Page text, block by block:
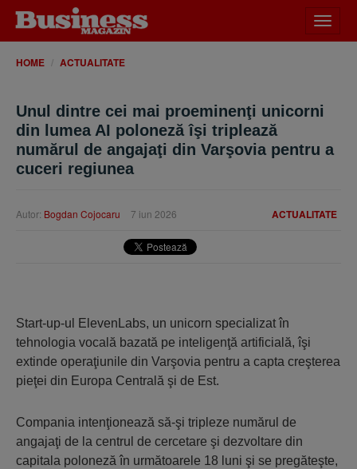
meniu
HOME ACTUALITATE
Unul dintre cei mai proeminenţi unicorni
din lumea AI poloneză îşi triplează
numărul de angajaţi din Varşovia pentru a
cuceri regiunea
ACTUALITATE
Autor: Bogdan Cojocaru 7 iun 2026
Start-up-ul ElevenLabs, un unicorn specializat în
tehnologia vocală bazată pe inteligenţă artificială, îşi
extinde operaţiunile din Varşovia pentru a capta creşterea
pieţei din Europa Centrală şi de Est.
Compania intenţionează să-şi tripleze numărul de
angajaţi de la centrul de cercetare şi dezvoltare din
capitala poloneză în următoarele 18 luni şi se pregăteşte,